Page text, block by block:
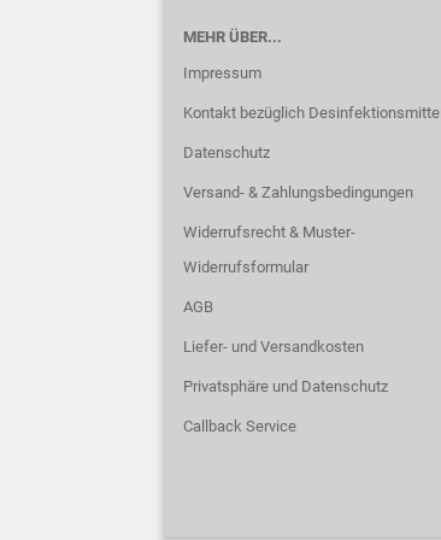
MEHR ÜBER...
Impressum
Kontakt bezüglich Desinfektionsmittel
Datenschutz
Versand- & Zahlungsbedingungen
Widerrufsrecht & Muster-
Widerrufsformular
AGB
Liefer- und Versandkosten
Privatsphäre und Datenschutz
Callback Service